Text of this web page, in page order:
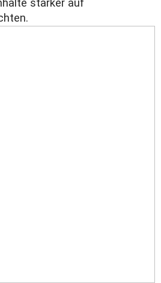
stärker auf